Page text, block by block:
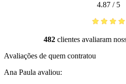
4.87 / 5
482clientes avaliaram
Avaliações de quem contratou
Ana Paula avaliou: